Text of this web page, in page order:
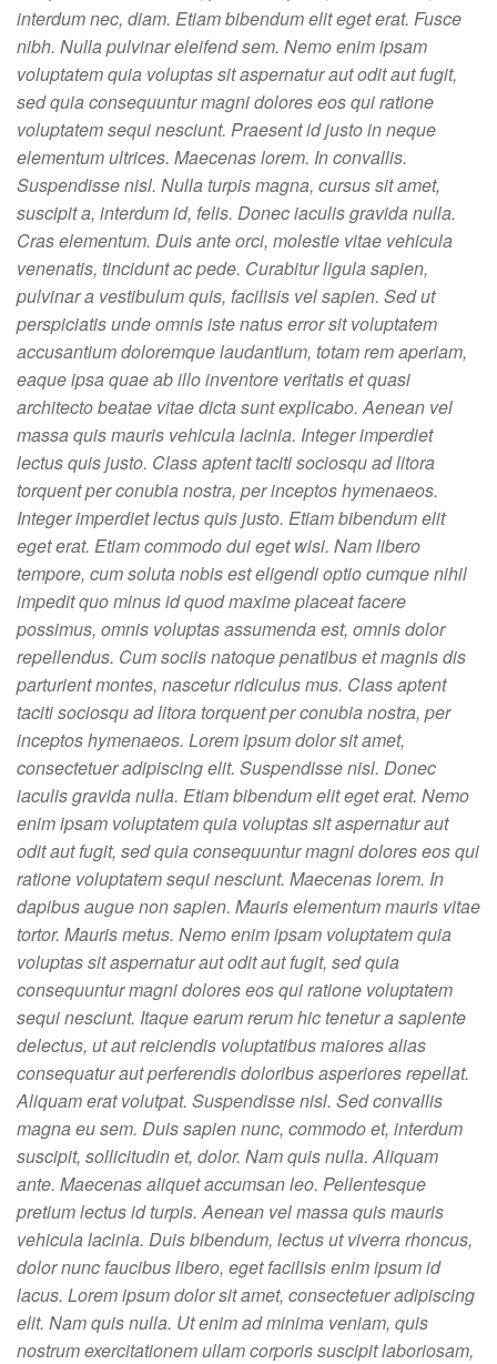
interdum nec, diam. Etiam bibendum elit eget erat. Fusce
nibh. Nulla pulvinar eleifend sem. Nemo enim ipsam
voluptatem quia voluptas sit aspernatur aut odit aut fugit,
sed quia consequuntur magni dolores eos qui ratione
voluptatem sequi nesciunt. Praesent id justo in neque
elementum ultrices. Maecenas lorem. In convallis.
Suspendisse nisl. Nulla turpis magna, cursus sit amet,
suscipit a, interdum id, felis. Donec iaculis gravida nulla.
Cras elementum. Duis ante orci, molestie vitae vehicula
venenatis, tincidunt ac pede. Curabitur ligula sapien,
pulvinar a vestibulum quis, facilisis vel sapien. Sed ut
perspiciatis unde omnis iste natus error sit voluptatem
accusantium doloremque laudantium, totam rem aperiam,
eaque ipsa quae ab illo inventore veritatis et quasi
architecto beatae vitae dicta sunt explicabo. Aenean vel
massa quis mauris vehicula lacinia. Integer imperdiet
lectus quis justo. Class aptent taciti sociosqu ad litora
torquent per conubia nostra, per inceptos hymenaeos.
Integer imperdiet lectus quis justo. Etiam bibendum elit
eget erat. Etiam commodo dui eget wisi. Nam libero
tempore, cum soluta nobis est eligendi optio cumque nihil
impedit quo minus id quod maxime placeat facere
possimus, omnis voluptas assumenda est, omnis dolor
repellendus. Cum sociis natoque penatibus et magnis dis
parturient montes, nascetur ridiculus mus. Class aptent
taciti sociosqu ad litora torquent per conubia nostra, per
inceptos hymenaeos. Lorem ipsum dolor sit amet,
consectetuer adipiscing elit. Suspendisse nisl. Donec
iaculis gravida nulla. Etiam bibendum elit eget erat. Nemo
enim ipsam voluptatem quia voluptas sit aspernatur aut
odit aut fugit, sed quia consequuntur magni dolores eos qui
ratione voluptatem sequi nesciunt. Maecenas lorem. In
dapibus augue non sapien. Mauris elementum mauris vitae
tortor. Mauris metus. Nemo enim ipsam voluptatem quia
voluptas sit aspernatur aut odit aut fugit, sed quia
consequuntur magni dolores eos qui ratione voluptatem
sequi nesciunt. Itaque earum rerum hic tenetur a sapiente
delectus, ut aut reiciendis voluptatibus maiores alias
consequatur aut perferendis doloribus asperiores repellat.
Aliquam erat volutpat. Suspendisse nisl. Sed convallis
magna eu sem. Duis sapien nunc, commodo et, interdum
suscipit, sollicitudin et, dolor. Nam quis nulla. Aliquam
ante. Maecenas aliquet accumsan leo. Pellentesque
pretium lectus id turpis. Aenean vel massa quis mauris
vehicula lacinia. Duis bibendum, lectus ut viverra rhoncus,
dolor nunc faucibus libero, eget facilisis enim ipsum id
lacus. Lorem ipsum dolor sit amet, consectetuer adipiscing
elit. Nam quis nulla. Ut enim ad minima veniam, quis
nostrum exercitationem ullam corporis suscipit laboriosam,